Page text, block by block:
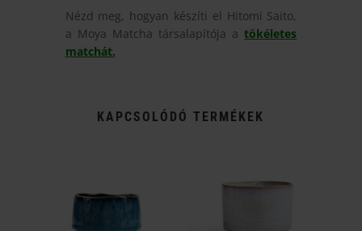
Nézd meg, hogyan készíti el Hitomi Saito,
a Moya Matcha társalapítója atökéletes
matchát.
KAPCSOLÓDÓ TERMÉKEK